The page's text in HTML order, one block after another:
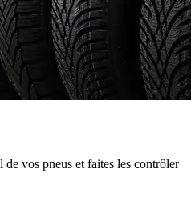
vos pneus et faites les contrôler